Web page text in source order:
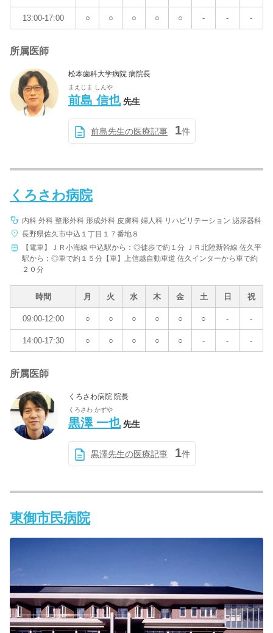
13:00-17:00 ○ ○ ○ ○ ○ - - -
所属医師
松本歯科大学病院 病院長
まえじま しんや
前島 信也 先生
前島先生の医療記事 1件
くろさわ病院
内科 外科 整形外科 形成外科 皮膚科 婦人科 リハビリテーション 泌尿器科
長野県佐久市中込１丁目１７番地８
【電車】ＪＲ小海線 中込駅から：◎徒歩で約１分 ＪＲ北陸新幹線 佐久平
駅から：◎車で約１５分【車】上信越自動車道 佐久インターから車で約
２０分
時間 月 火 水 木 金 土 日 祝
09:00-12:00 ○ ○ ○ ○ ○ ○ - -
14:00-17:30 ○ ○ ○ ○ ○ - - -
所属医師
くろさわ病院 院長
くろさわ かずや
黒澤 一也 先生
黒澤先生の医療記事 1件
東御市民病院